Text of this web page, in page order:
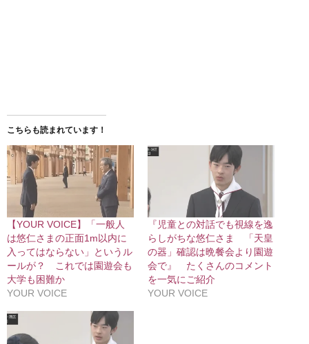
こちらも読まれています！
【YOUR VOICE】「一般人
は悠仁さまの正面1m以内に
入ってはならない」というル
ールが？ これでは園遊会も
大学も困難か
YOUR VOICE
『児童との対話でも視線を逸
らしがちな悠仁さま 「天皇
の器」確認は晩餐会より園遊
会で』 たくさんのコメント
を一気にご紹介
YOUR VOICE